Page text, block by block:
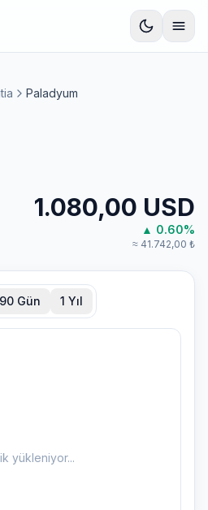
Paladyum
1.080,00 USD
▲ 0.60%
≈ 41.742,00 ₺
90 Gün 1 Yıl
yükleniyor...